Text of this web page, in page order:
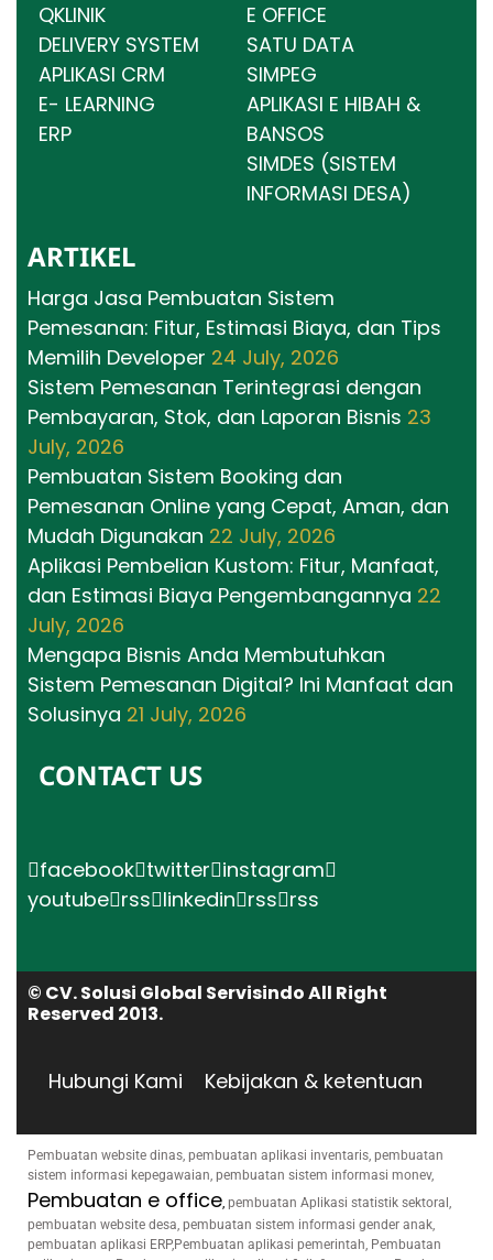
QKLINIK
DELIVERY SYSTEM
APLIKASI CRM
E- LEARNING
ERP
E OFFICE
SATU DATA
SIMPEG
APLIKASI E HIBAH &
BANSOS
SIMDES (SISTEM
INFORMASI DESA)
ARTIKEL
Harga Jasa Pembuatan Sistem
Pemesanan: Fitur, Estimasi Biaya, dan Tips
Memilih Developer 24 July, 2026
Sistem Pemesanan Terintegrasi dengan
Pembayaran, Stok, dan Laporan Bisnis 23
July, 2026
Pembuatan Sistem Booking dan
Pemesanan Online yang Cepat, Aman, dan
Mudah Digunakan 22 July, 2026
Aplikasi Pembelian Kustom: Fitur, Manfaat,
dan Estimasi Biaya Pengembangannya 22
July, 2026
Mengapa Bisnis Anda Membutuhkan
Sistem Pemesanan Digital? Ini Manfaat dan
Solusinya 21 July, 2026
CONTACT US
facebook twitter instagram
youtube rss linkedin rss rss
© CV. Solusi Global Servisindo All Right
Reserved 2013.
Hubungi Kami Kebijakan & ketentuan
Pembuatan website dinas, pembuatan aplikasi inventaris, pembuatan
sistem informasi kepegawaian, pembuatan sistem informasi monev,
Pembuatan e office, pembuatan Aplikasi statistik sektoral,
pembuatan website desa, pembuatan sistem informasi gender anak,
pembuatan aplikasi ERP,Pembuatan aplikasi pemerintah, Pembuatan